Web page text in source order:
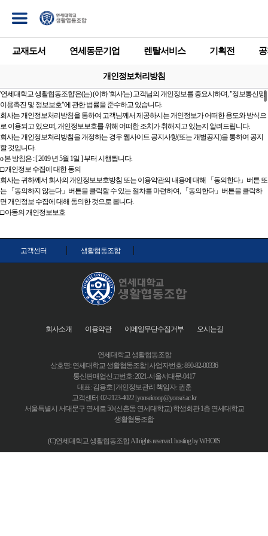
교재도서 연세동문기업 렌탈서비스 기획전
개인정보처리방침
'연세대학교 생활협동조합'은(는) (이하 '회사'는) 고객님의 개인정보를 중요시하며, "정보통신망
이용촉진 및 정보보호"에 관한 법률을 준수하고 있습니다.
회사는 개인정보처리방침을 통하여 고객님께서 제공하시는 개인정보가 어떠한 용도와 방식으
로 이용되고 있으며, 개인정보보호를 위해 어떠한 조치가 취해지고 있는지 알려드립니다.
회사는 개인정보처리방침을 개정하는 경우 웹사이트 공지사항(또는 개별공지)을 통하여 공지
할 것입니다.
ο 본 방침은 : [ 2019 년 5월 1일 ] 부터 시행됩니다.
□ 개인정보 수집에 대한 동의
회사는 귀하께서 회사의 개인정보보호방침 또는 이용약관의 내용에 대해 「동의한다」버튼 또
는 「동의하지 않는다」버튼을 클릭할 수 있는 절차를 마련하여, 「동의한다」버튼을 클릭하
면 개인정보 수집에 대해 동의한 것으로 봅니다.
□ 아동의 개인정보보호
며, 이러한 요청이 있을 경우 회사는 지체없이 필요한 조치를 취합니다.
□ 수집하는 개인정보의 항목
ο 수집항목 : 이름 , 생년월일 , 성별 , 로그인ID , 비밀번호 , 자택 전화번호 , 자택 주소 , 휴대전화번
호 , 이메일 , 직업 , 결혼여부 , 서비스 이용기록 , 접속 로그 , 쿠키 , 접속 IP 정보 , 결제기록
ο 개인정보 수집방법 : 홈페이지(회원가입, 게시판 등) , 배송 요청
ο 서비스 제공에 관한 계약 이행 및 서비스 제공에 따른 요금정산
회원제 서비스 이용에 따른 본인확인 , 개인 식별 , 불량회원의 부정 이용 방지와 비인가 사용 방
지 , 가입 의사 확인 , 연령확인 , 만14세 미만 아동 개인정보 수집 시 법정 대리인 동의여부 확인 ,
불만처리 등 민원처리 , 고지사항 전달
□ 개인정보의 보유 및 이용기간
ο 귀하의 개인정보는 다음과 같이 개인정보의 수집목적 또는 제공받은 목적이 달성되면 파기됩
- 대금지급정보의 경우, 대금의 완제일 또는 채권소멸시효기간의 만료된 때
고객센터 생활협동조합
회사소개 이용약관 이메일무단수집거부 오시는길
연세대학교 생활협동조합
상호명: 연세대학교 생활협동조합 | 사업자번호: 890-82-00336
통신판매업신고번호: 2021-서울서대문-0417
대표: 김용호 | 개인정보관리 책임자: 권훈
고객센터: 02-2123-4022 | yonseicoop@yonsei.ac.kr
서울특별시 서대문구 연세로 50 (신촌동 연세대학교) 학생회관 1층 연세대학교
생활협동조합
(C)연세대학교 생활협동조합 All rights reserved. hosting by WHOIS